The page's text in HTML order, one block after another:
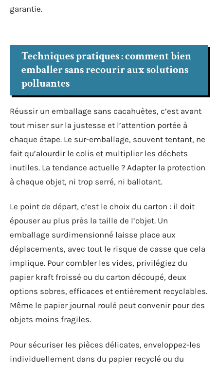
garantie.
Techniques pratiques : comment bien
emballer sans recourir aux solutions
polluantes
Réussir un emballage sans cacahuètes, c’est avant
tout miser sur la justesse et l’attention portée à
chaque étape. Le sur-emballage, souvent tentant, ne
fait qu’alourdir le colis et multiplier les déchets
inutiles. La tendance actuelle ? Adapter la protection
à chaque objet, ni trop serré, ni ballotant.
Le point de départ, c’est le choix du carton : il doit
épouser au plus près la taille de l’objet. Un
emballage surdimensionné laisse place aux
déplacements, avec tout le risque de casse que cela
implique. Pour combler les vides, privilégiez du
papier kraft froissé ou du carton découpé, deux
options sobres, efficaces et entièrement recyclables.
Même le papier journal roulé peut convenir pour des
objets moins fragiles.
Pour sécuriser les pièces délicates, enveloppez-les
individuellement dans du papier recyclé ou du